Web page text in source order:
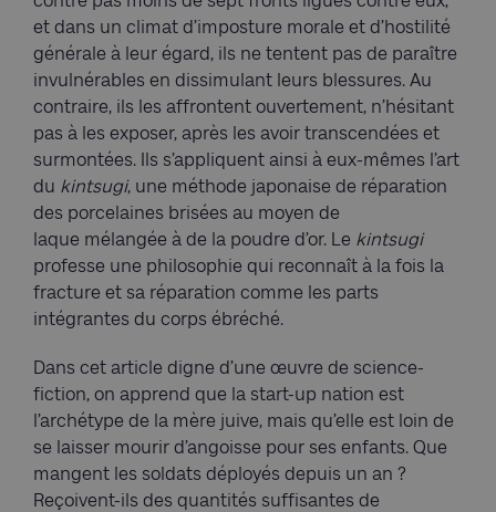
et dans un climat d’imposture morale et d’hostilité
générale à leur égard, ils ne tentent pas de paraître
invulnérables en dissimulant leurs blessures. Au
contraire, ils les affrontent ouvertement, n’hésitant
pas à les exposer, après les avoir transcendées et
surmontées. Ils s’appliquent ainsi à eux-mêmes l’art
du kintsugi, une méthode japonaise de réparation
des porcelaines brisées au moyen de
laque mélangée à de la poudre d’or. Le kintsugi
professe une philosophie qui reconnaît à la fois la
fracture et sa réparation comme les parts
intégrantes du corps ébréché.
Dans cet article digne d’une œuvre de science-
fiction, on apprend que la start-up nation est
l’archétype de la mère juive, mais qu’elle est loin de
se laisser mourir d’angoisse pour ses enfants. Que
mangent les soldats déployés depuis un an ?
Reçoivent-ils des quantités suffisantes de